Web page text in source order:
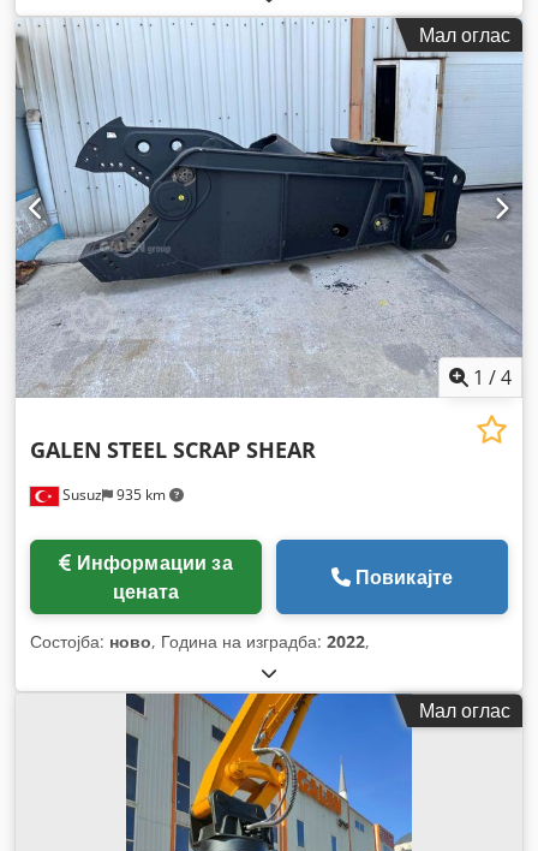
Мал оглас
1 /4
Susuz 935 km
GALEN STEEL SCRAP SHEAR
цената
Повикајте
Состојба: ново, Година на изградба: 2022,
Мал оглас